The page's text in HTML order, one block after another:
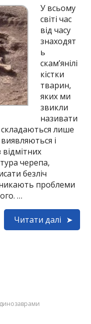
У всьому
світі час
від часу
знаходят
ь
скам’янілі
кістки
тварин,
яких ми
звикли
називати
лише
і
черепа,
безліч
проблеми
…
Читати далі